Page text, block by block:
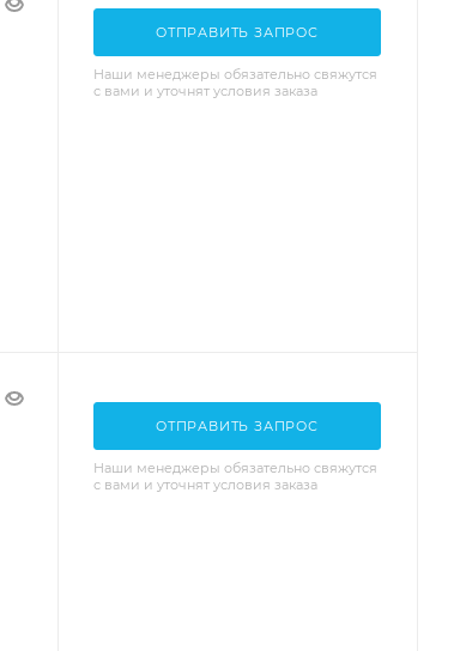
ОТПРАВИТЬ ЗАПРОС
Наши менеджеры обязательно свяжутся
с вами и уточнят условия заказа
ОТПРАВИТЬ ЗАПРОС
Наши менеджеры обязательно свяжутся
с вами и уточнят условия заказа